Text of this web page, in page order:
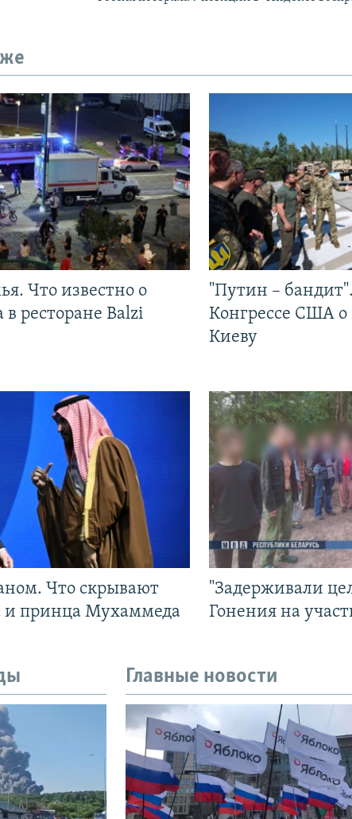
Что известно о
ресторане Balzi
"Путин –
Конгрессе США
Киеву
Что скрывают
и принца Мухаммеда
"Задерживали
Гонения на
Главные новости